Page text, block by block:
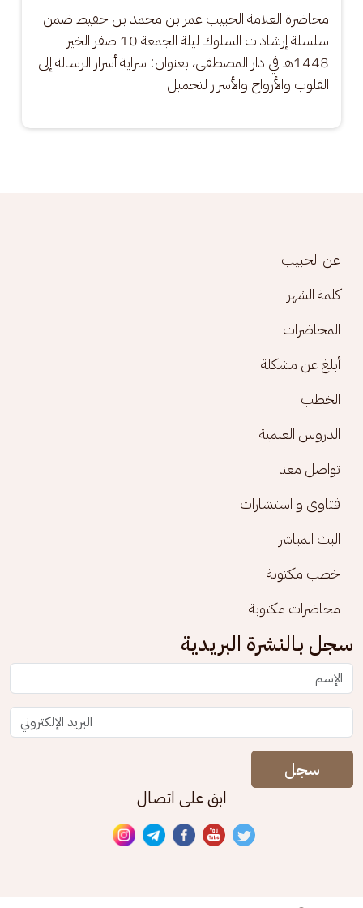
محاضرة العلامة الحبيب عمر بن محمد بن حفيظ ضمن
سلسلة إرشادات السلوك ليلة الجمعة 10 صفر الخير
1448هـ في دار المصطفى، بعنوان: سراية أسرار الرسالة إلى
القلوب والأرواح والأسرار لتحميل
Footer menu
عن الحبيب
كلمة الشهر
المحاضرات
أبلغ عن مشكلة
الخطب
الدروس العلمية
تواصل معنا
فتاوى و استشارات
البث المباشر
خطب مكتوبة
محاضرات مكتوبة
سجل بالنشرة البريدية
سجل
ابق على اتصال